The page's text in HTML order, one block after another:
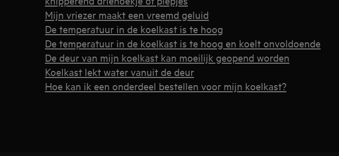
Mijn vriezer maakt een vreemd geluid
De temperatuur in de koelkast is te hoog
De temperatuur in de koelkast is te hoog en koelt onvoldoende
De deur van mijn koelkast kan moeilijk geopend worden
Koelkast lekt water vanuit de deur
Hoe kan ik een onderdeel bestellen voor mijn koelkast?